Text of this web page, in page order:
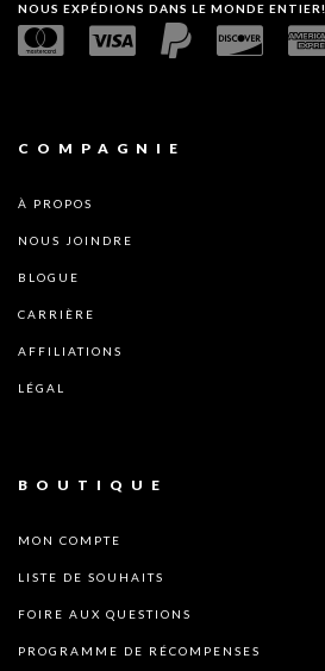
NOUS EXPÉDIONS DANS LE MONDE ENTIER!
COMPAGNIE
À PROPOS
NOUS JOINDRE
BLOGUE
CARRIÈRE
AFFILIATIONS
LÉGAL
BOUTIQUE
MON COMPTE
LISTE DE SOUHAITS
FOIRE AUX QUESTIONS
PROGRAMME DE RÉCOMPENSES